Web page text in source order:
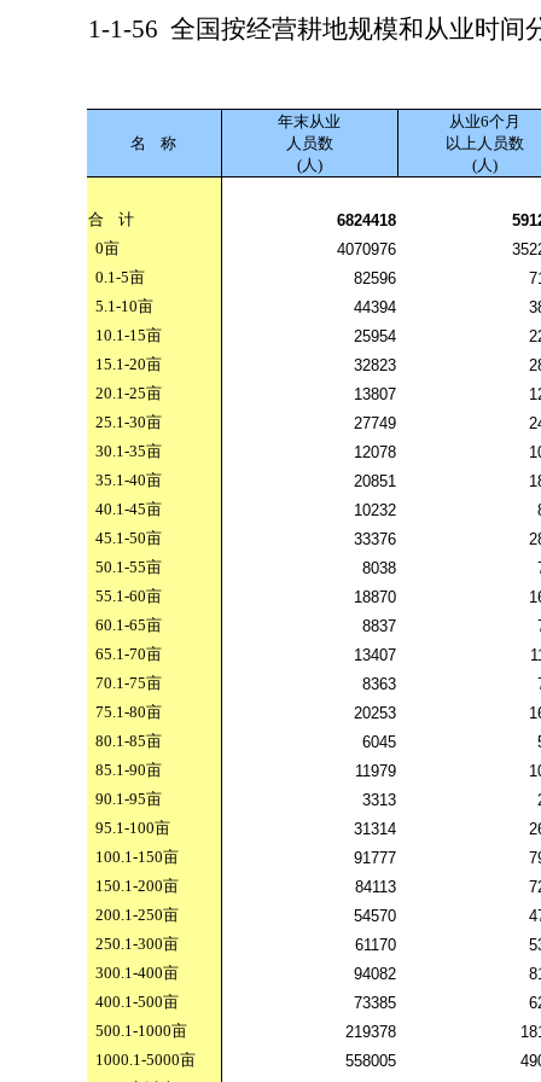
1-1-56 全国按经营耕地规模和从业时间
名 称
年末从业
人员数
(人)
从业6个月
以上人员数
(人)
合 计 6824418
0亩 4070976
0.1-5亩 82596
5.1-10亩 44394
10.1-15亩 25954
15.1-20亩 32823
20.1-25亩 13807
25.1-30亩 27749
30.1-35亩 12078
35.1-40亩 20851
40.1-45亩 10232
45.1-50亩 33376
50.1-55亩 8038
55.1-60亩 18870
60.1-65亩 8837
65.1-70亩 13407
70.1-75亩 8363
75.1-80亩 20253
80.1-85亩 6045
85.1-90亩 11979
90.1-95亩 3313
95.1-100亩 31314
100.1-150亩 91777
150.1-200亩 84113
200.1-250亩 54570
250.1-300亩 61170
300.1-400亩 94082
400.1-500亩 73385
500.1-1000亩 219378
1000.1-5000亩 558005